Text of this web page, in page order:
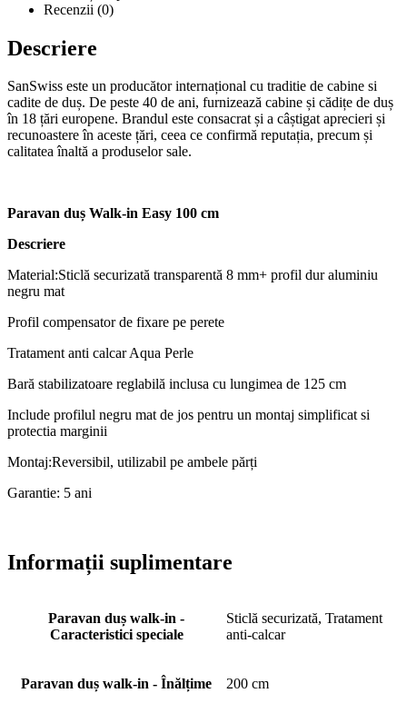
Recenzii (0)
Descriere
SanSwiss este un producător internațional cu traditie de cabine si
cadite de duș. De peste 40 de ani, furnizează cabine și cădițe de duș
în 18 țări europene. Brandul este consacrat și a câștigat aprecieri și
recunoastere în aceste țări, ceea ce confirmă reputația, precum și
calitatea înaltă a produselor sale.
Paravan duș Walk-in Easy 100 cm
Descriere
Material:Sticlă securizată transparentă 8 mm+ profil dur aluminiu
negru mat
Profil compensator de fixare pe perete
Tratament anti calcar Aqua Perle
Bară stabilizatoare reglabilă inclusa cu lungimea de 125 cm
Include profilul negru mat de jos pentru un montaj simplificat si
protectia marginii
Montaj:Reversibil, utilizabil pe ambele părți
Garantie: 5 ani
Informații suplimentare
Paravan duș walk-in -
Caracteristici speciale
Sticlă securizată, Tratament
anti-calcar
Paravan duș walk-in - Înălțime 200 cm